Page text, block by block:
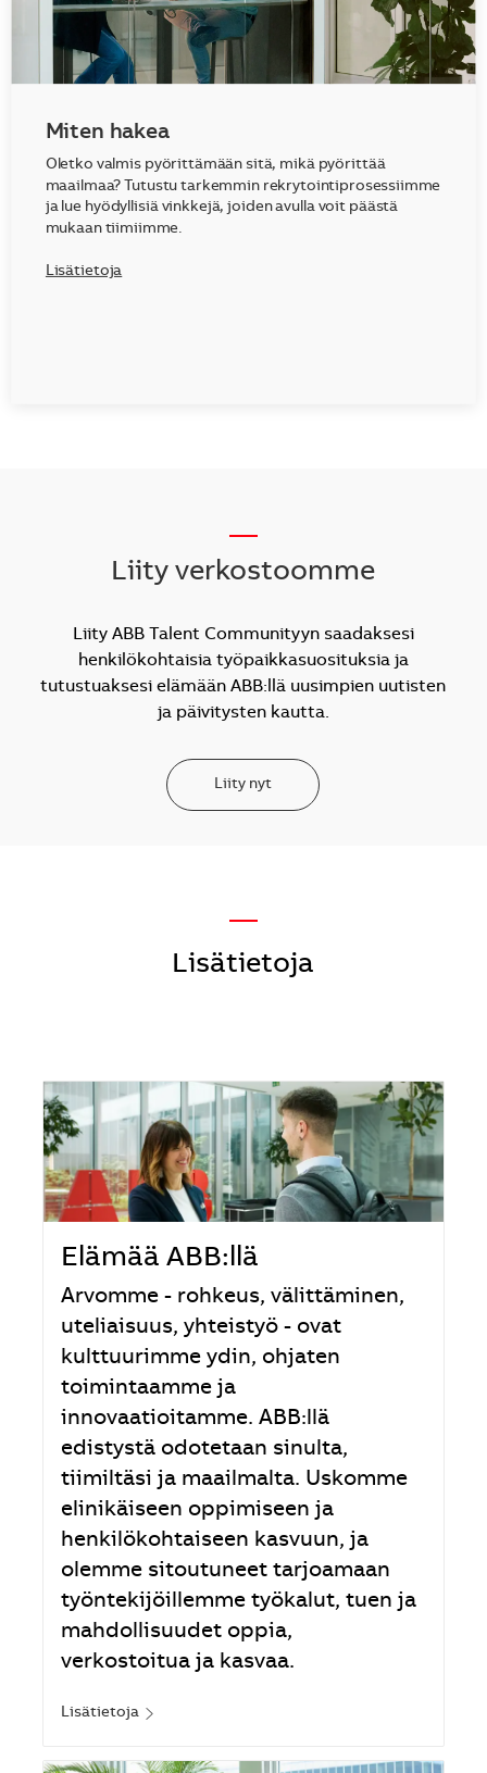
Miten hakea
Oletko valmis pyörittämään sitä, mikä pyörittää
maailmaa? Tutustu tarkemmin rekrytointiprosessiimme
ja lue hyödyllisiä vinkkejä, joiden avulla voit päästä
mukaan tiimiimme.
Lisätietoja
Liity verkostoomme
Liity ABB Talent Communityyn saadaksesi
henkilökohtaisia työpaikkasuosituksia ja
tutustuaksesi elämään ABB:llä uusimpien uutisten
ja päivitysten kautta.
Liity nyt
—
Lisätietoja
Elämää ABB:llä
Arvomme - rohkeus, välittäminen,
uteliaisuus, yhteistyö - ovat
kulttuurimme ydin, ohjaten
toimintaamme ja
innovaatioitamme. ABB:llä
edistystä odotetaan sinulta,
tiimiltäsi ja maailmalta. Uskomme
elinikäiseen oppimiseen ja
henkilökohtaiseen kasvuun, ja
olemme sitoutuneet tarjoamaan
työntekijöillemme työkalut, tuen ja
mahdollisuudet oppia,
verkostoitua ja kasvaa.
Lisätietoja